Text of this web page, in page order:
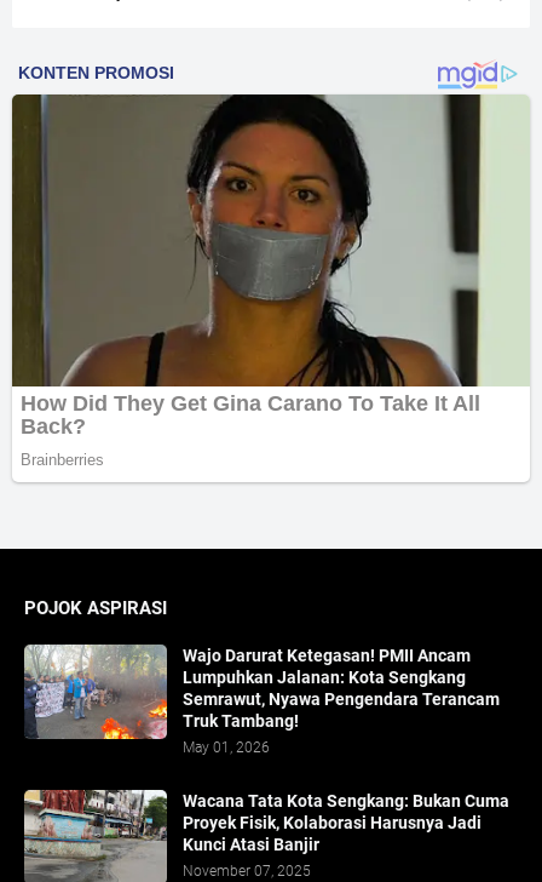
POJOK ASPIRASI
Wajo Darurat Ketegasan! PMII Ancam
Lumpuhkan Jalanan: Kota Sengkang
Semrawut, Nyawa Pengendara Terancam
Truk Tambang!
May 01, 2026
​Wacana Tata Kota Sengkang: Bukan Cuma
Proyek Fisik, Kolaborasi Harusnya Jadi
Kunci Atasi Banjir
November 07, 2025